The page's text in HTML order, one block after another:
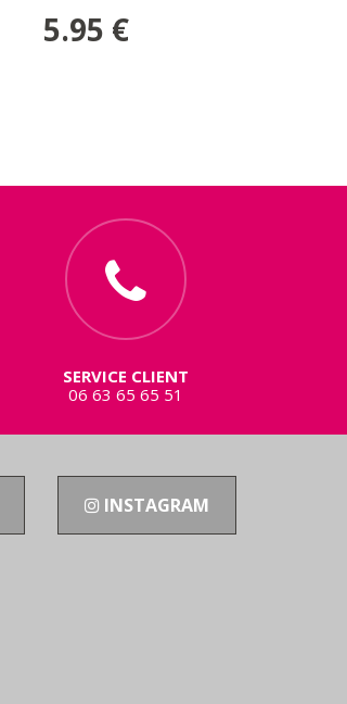
5.95 €
SERVICE CLIENT
06 63 65 65 51
INSTAGRAM